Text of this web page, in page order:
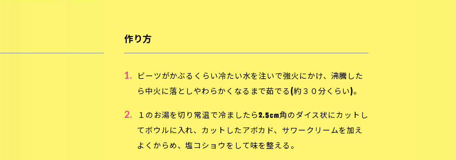
作り方
1.
ビーツがかぶるくらい冷たい水を注いで強火にかけ、沸騰した
ら中火に落としやわらかくなるまで茹でる(約３０分くらい)。
2.
１のお湯を切り常温で冷ましたら2.5cm角のダイス状にカットし
てボウルに入れ、カットしたアボカド、サワークリームを加え
よくからめ、塩コショウをして味を整える。